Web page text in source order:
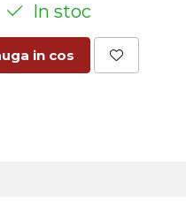
In stoc
in cos